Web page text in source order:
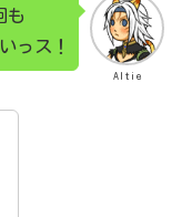
Altie
も
っス！